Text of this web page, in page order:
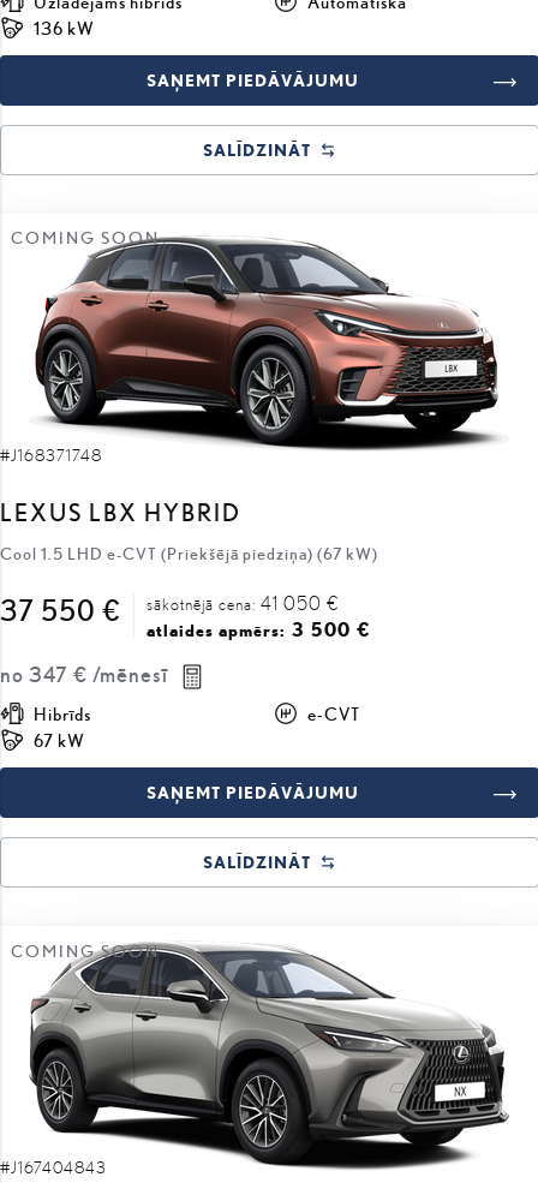
SAŅEMT PIEDĀVĀJUMU
SALĪDZINĀT
COMING SOON
#J168371748
LEXUS LBX HYBRID
37 550 €
atlaides apmērs: 3 500 €
no347 €/mēnesī
67 kW
SAŅEMT PIEDĀVĀJUMU
SALĪDZINĀT
COMING SOON
#J167404843
LEXUS NX PLUG-IN HYBRID